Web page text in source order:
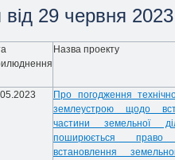
від 29 червня
Назва проекту
Про погодження
землеустрою щодо
частини земельної
поширюється право
встановлення